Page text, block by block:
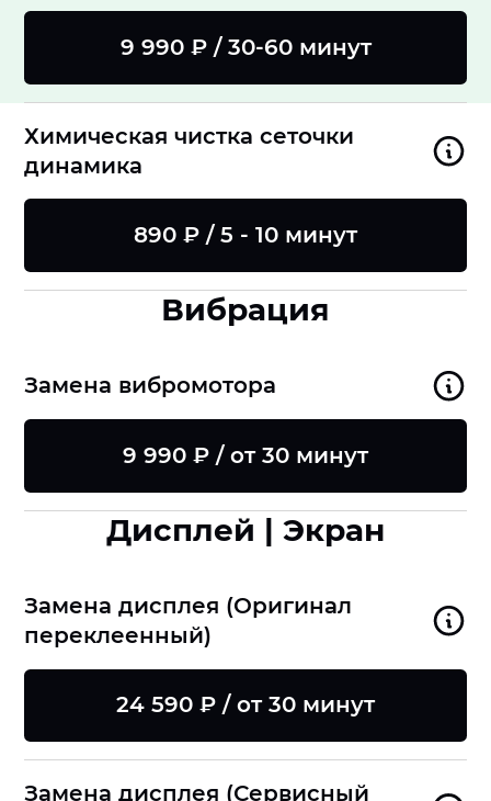
9 990 ₽ / 30-60 минут
Химическая чистка сеточки
динамика
890 ₽ / 5 - 10 минут
Вибрация
Замена вибромотора
9 990 ₽ / от 30 минут
Дисплей | Экран
Замена дисплея (Оригинал
переклеенный)
24 590 ₽ / от 30 минут
Замена дисплея (Сервисный